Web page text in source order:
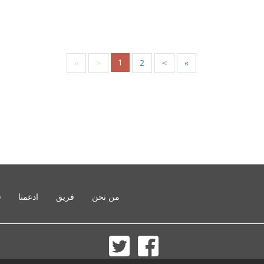
« < 1 2 > »
من نحن فريق ادعمنا